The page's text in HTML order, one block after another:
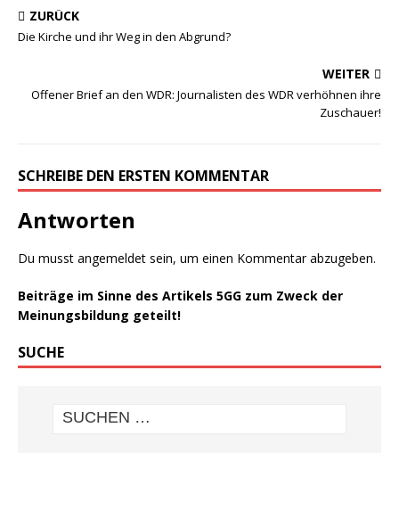
ZURÜCK
Die Kirche und ihr Weg in den Abgrund?
WEITER
Offener Brief an den WDR: Journalisten des WDR verhöhnen ihre
Zuschauer!
SCHREIBE DEN ERSTEN KOMMENTAR
Antworten
Du musst angemeldet sein, um einen Kommentar abzugeben.
Beiträge im Sinne des Artikels 5GG zum Zweck der
Meinungsbildung geteilt!
SUCHE